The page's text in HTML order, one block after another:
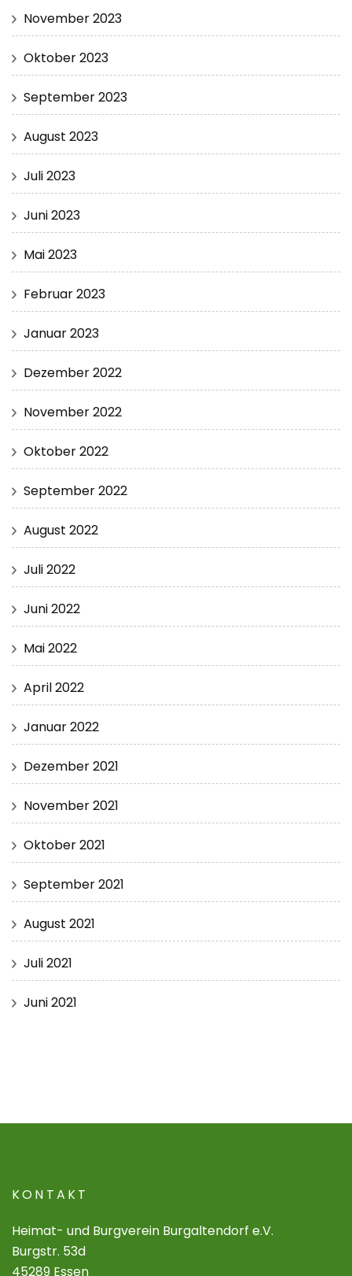
November 2023
Oktober 2023
September 2023
August 2023
Juli 2023
Juni 2023
Mai 2023
Februar 2023
Januar 2023
Dezember 2022
November 2022
Oktober 2022
September 2022
August 2022
Juli 2022
Juni 2022
Mai 2022
April 2022
Januar 2022
Dezember 2021
November 2021
Oktober 2021
September 2021
August 2021
Juli 2021
Juni 2021
KONTAKT
Heimat- und Burgverein Burgaltendorf e.V.
Burgstr. 53d
45289 Essen